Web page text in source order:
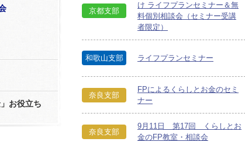
お役立ち
京都支部
け ライフプランセミナー＆無
料個別相談会（セミナー受講
者限定）
和歌山支部 ライフプランセミナー
奈良支部
FPによるくらしとお金のセミ
ナー
奈良支部
9月11日 第17回 くらしとお
金のFP教室・相談会